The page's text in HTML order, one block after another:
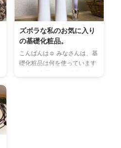
われました。 38週目から、
徐々に恥骨が痛むようにな
り、(特に夕方から夜にかけ
て)寝返りがキツイ...( ⚆ ⚆ )
｀) 38週目の定期検診で、そ
の事を伝えると、赤ちゃんが
降りてきてるのかもしれない
ズボラな私のお気に入り
の基礎化粧品。
こんばんは☺︎ みなさんは、基
礎化粧品は何を使っています